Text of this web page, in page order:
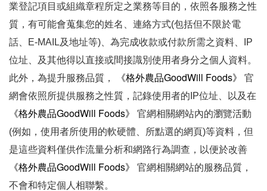
業登記項目或組織章程所定之業務等目的，依照各服務之性
質，有可能會蒐集您的姓名、連絡方式(包括但不限於電
話、E-MAIL及地址等)、為完成收款或付款所需之資料、IP
位址、及其他得以直接或間接識別使用者身分之個人資料。
此外，為提升服務品質，
《格外農品GoodWill Foods》
官
網會依照所提供服務之性質，記錄使用者的IP位址、以及在
《格外農品GoodWill Foods》 官網相關網站內的瀏覽活動
(例如，使用者所使用的軟硬體、所點選的網頁)等資料，但
是這些資料僅供作流量分析和網路行為調查，以便於改善
《格外農品GoodWill Foods》 官網相關網站的服務品質，
不會和特定個人相聯繫。